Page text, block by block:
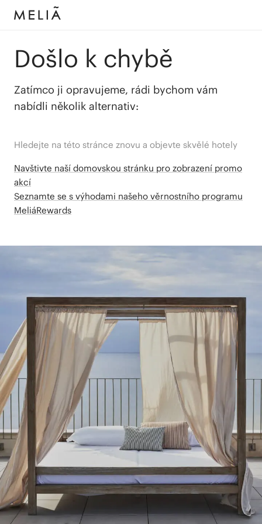
Došlo k chybě
Zatímco ji opravujeme, rádi bychom vám
nabídli několik alternativ:
Hledejte na této stránce znovu a objevte skvělé hotely
Navštivte naší domovskou stránku pro zobrazení promo
akcí
Seznamte se s výhodami našeho věrnostního programu
MeliáRewards